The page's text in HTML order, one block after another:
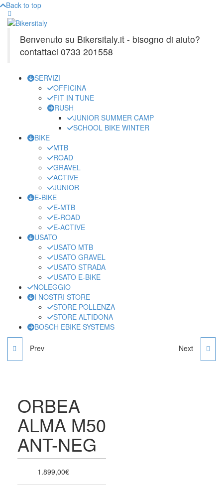
Back to top
Benvenuto su Bikersitaly.it - bisogno di aiuto?
contattaci 0733 201558
SERVIZI
OFFICINA
FIT IN TUNE
RUSH
JUNIOR SUMMER CAMP
SCHOOL BIKE WINTER
BIKE
MTB
ROAD
GRAVEL
ACTIVE
JUNIOR
E-BIKE
E-MTB
E-ROAD
E-ACTIVE
USATO
USATO MTB
USATO GRAVEL
USATO STRADA
USATO E-BIKE
NOLEGGIO
I NOSTRI STORE
STORE POLLENZA
STORE ALTIDONA
BOSCH EBIKE SYSTEMS
ORBEA ONNA 29 50
Prev ORBEA ALMA CUSTOM
Next
ORBEA
ALMA M50
ANT-NEG
1.899,00€